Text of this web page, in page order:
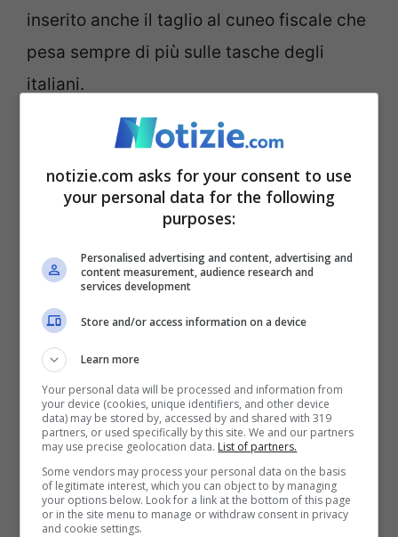
inserito anche il taglio al cuneo fiscale che
pesa sempre di più sulle tasche degli
italiani.
Giorgia Meloni, foto fonte Ansa. Notizie.com
Secondo il report realizzato da Taxing
wages 2022, pare infatti che un lavoratore
senza figli a carico ha oneri fiscali del
46,5%, molto sopra la media degli altri
stati Europei, quindi il taglio al cuneo
notizie.com asks for your consent to use
your personal data for the following
purposes:
Personalised advertising and content, advertising and
content measurement, audience research and
services development
Store and/or access information on a device
Learn more
Your personal data will be processed and information from
your device (cookies, unique identifiers, and other device
data) may be stored by, accessed by and shared with 319
partners, or used specifically by this site. We and our partners
may use precise geolocation data. List of partners.
Some vendors may process your personal data on the basis
of legitimate interest, which you can object to by managing
your options below. Look for a link at the bottom of this page
or in the site menu to manage or withdraw consent in privacy
and cookie settings.